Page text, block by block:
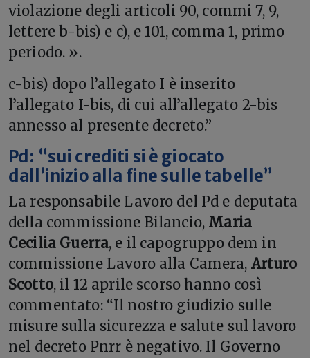
violazione degli articoli 90, commi 7, 9,
lettere b-bis) e c), e 101, comma 1, primo
periodo. ».
c-bis) dopo l’allegato I è inserito
l’allegato I-bis, di cui all’allegato 2-bis
annesso al presente decreto.”
Pd: “sui crediti si è giocato
dall’inizio alla fine sulle tabelle”
La responsabile Lavoro del Pd e deputata
della commissione Bilancio, Maria
Cecilia Guerra, e il capogruppo dem in
commissione Lavoro alla Camera, Arturo
Scotto, il 12 aprile scorso hanno così
commentato: “Il nostro giudizio sulle
misure sulla sicurezza e salute sul lavoro
nel decreto Pnrr è negativo. Il Governo